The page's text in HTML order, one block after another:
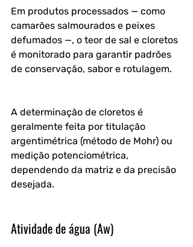
Em produtos processados — como
camarões salmourados e peixes
defumados —, o teor de sal e cloretos
é monitorado para garantir padrões
de conservação, sabor e rotulagem.
A determinação de cloretos é
geralmente feita por titulação
argentimétrica (método de Mohr) ou
medição potenciométrica,
dependendo da matriz e da precisão
desejada.
Atividade de água (Aw)